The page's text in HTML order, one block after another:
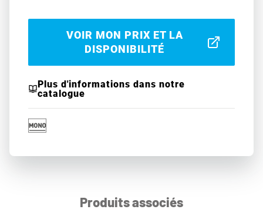
VOIR MON PRIX ET LA
DISPONIBILITÉ
Plus d'informations dans notre
catalogue
Produits associés